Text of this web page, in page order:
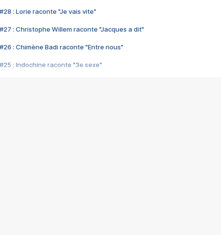
#28 : Lorie raconte "Je vais vite"
#27 : Christophe Willem raconte "Jacques a dit"
#26 : Chimène Badi raconte "Entre nous"
#25 : Indochine raconte "3e sexe"